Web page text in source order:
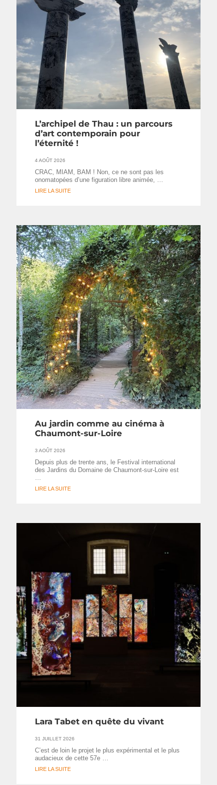
L’archipel de Thau : un parcours
d’art contemporain pour
l’éternité !
4 AOÛT 2026
CRAC, MIAM, BAM ! Non, ce ne sont pas les
onomatopées d’une figuration libre animée, …
LIRE LA SUITE
Au jardin comme au cinéma à
Chaumont-sur-Loire
3 AOÛT 2026
Depuis plus de trente ans, le Festival international
des Jardins du Domaine de Chaumont-sur-Loire est
LIRE LA SUITE
Lara Tabet en quête du vivant
31 JUILLET 2026
C’est de loin le projet le plus expérimental et le plus
audacieux de cette 57e …
LIRE LA SUITE